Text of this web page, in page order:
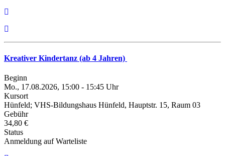
Kreativer Kindertanz (ab 4 Jahren)
Beginn
Mo., 17.08.2026, 15:00 - 15:45 Uhr
Kursort
Hünfeld; VHS-Bildungshaus Hünfeld, Hauptstr. 15, Raum 03
Gebühr
34,80 €
Status
Anmeldung auf Warteliste